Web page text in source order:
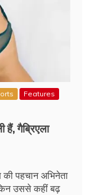
Features
हैं, गैब्रिएला
की पहचान अभिनेता
उससे कहीं बढ़